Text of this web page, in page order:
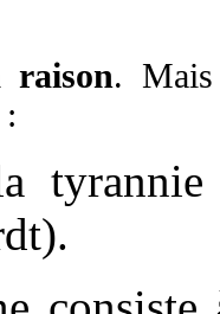
raison. Mais